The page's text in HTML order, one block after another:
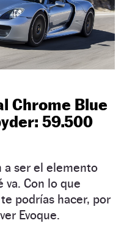
Chrome Blue
59.500
a ser el elemento
va. Con lo que
podrías hacer, por
Evoque.